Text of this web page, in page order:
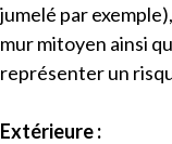
jumelé par
mur mitoyen ainsi
représenter un
Extérieure :